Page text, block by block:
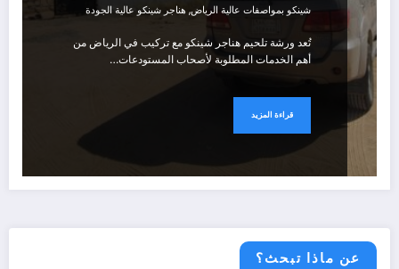
شينكو بمواصفات عالية الرياض, هناجر شينكو عالية الجودة
تُعد ورشة تلحيم هناجر شينكو مع تركيب في الرياض من
أهم الخدمات المطلوبة لأصحاب المستودعات…
قراءة المزيد
عن ماذا تبحث؟